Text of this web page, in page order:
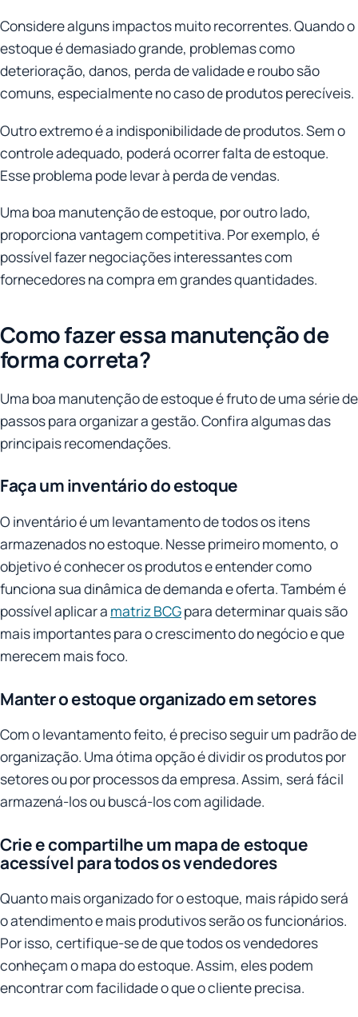
Considere alguns impactos muito recorrentes. Quando o
estoque é demasiado grande, problemas como
deterioração, danos, perda de validade e roubo são
comuns, especialmente no caso de produtos perecíveis.
Outro extremo é a indisponibilidade de produtos. Sem o
controle adequado, poderá ocorrer falta de estoque.
Esse problema pode levar à perda de vendas.
Uma boa manutenção de estoque, por outro lado,
proporciona vantagem competitiva. Por exemplo, é
possível fazer negociações interessantes com
fornecedores na compra em grandes quantidades.
Como fazer essa manutenção de
forma correta?
Uma boa manutenção de estoque é fruto de uma série de
passos para organizar a gestão. Confira algumas das
principais recomendações.
Faça um inventário do estoque
O inventário é um levantamento de todos os itens
armazenados no estoque. Nesse primeiro momento, o
objetivo é conhecer os produtos e entender como
funciona sua dinâmica de demanda e oferta. Também é
possível aplicar a matriz BCGpara determinar quais são
mais importantes para o crescimento do negócio e que
merecem mais foco.
Manter o estoque organizado em setores
Com o levantamento feito, é preciso seguir um padrão de
organização. Uma ótima opção é dividir os produtos por
setores ou por processos da empresa. Assim, será fácil
armazená-los ou buscá-los com agilidade.
Crie e compartilhe um mapa de estoque
acessível para todos os vendedores
Quanto mais organizado for o estoque, mais rápido será
o atendimento e mais produtivos serão os funcionários.
Por isso, certifique-se de que todos os vendedores
conheçam o mapa do estoque. Assim, eles podem
encontrar com facilidade o que o cliente precisa.